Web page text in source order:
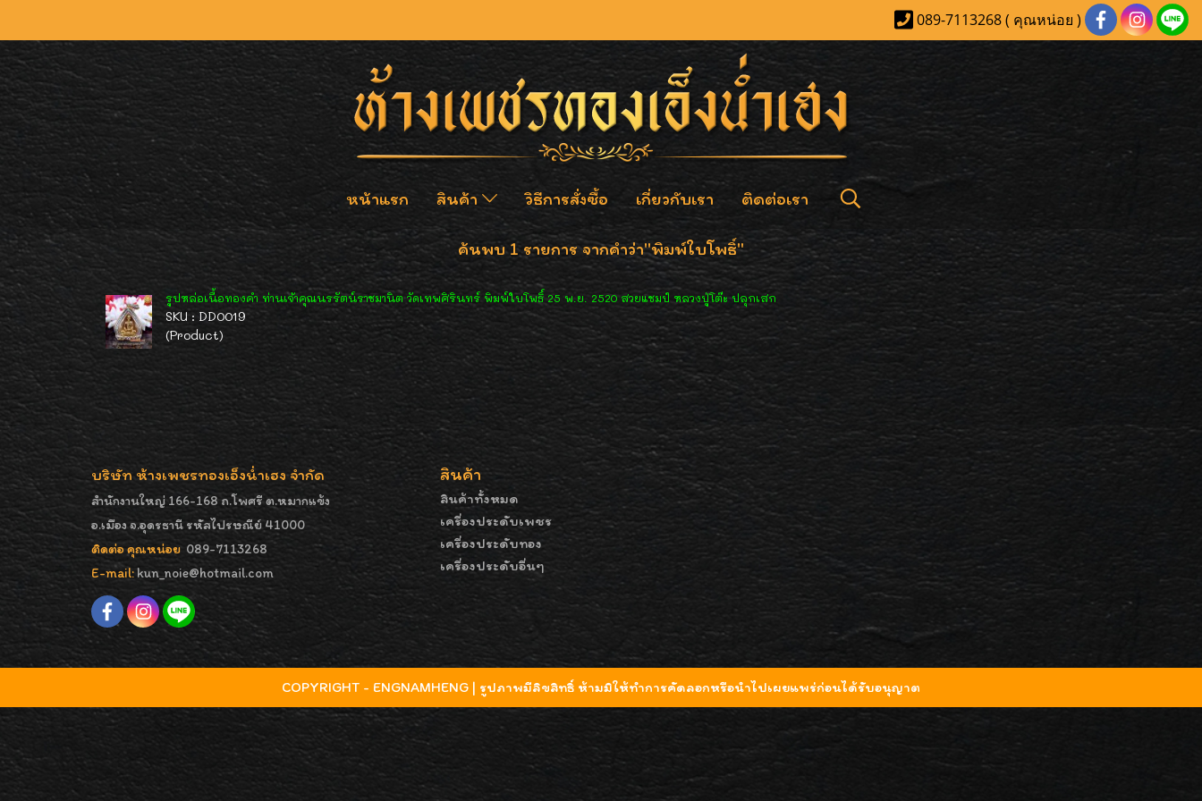
089-7113268 ( คุณหน่อย )
หน้าแรก สินค้า วิธีการสั่งซื้อ เกี่ยวกับเรา ติดต่อเรา
ค้นพบ 1 รายการ จากคำว่า"พิมพ์ใบโพธิ์"
รูปหล่อเนื้อทองคำ ท่านเจ้าคุณนรรัตน์ราชมานิต วัดเทพศิรินทร์ พิมพ์ใบโพธิ์ 25 พ.ย. 2520 สวยแชมป์ หลวงปู่โต๊ะ ปลุกเสก
SKU : DD0019
(Product)
บริษัท ห้างเพชรทองเอ็งน่ำเฮง จำกัด
สำนักงานใหญ่ 166-168 ถ.โพศรี ต.หมากแข้ง
อ.เมือง จ.อุดรธานี รหัสไปรษณีย์ 41000
ติดต่อ คุณหน่อย 089-7113268
E-mail:kun_noie@hotmail.com
สินค้า
สินค้าทั้งหมด
เครื่องประดับเพชร
เครื่องประดับทอง
เครื่องประดับอื่นๆ
COPYRIGHT - ENGNAMHENG | รูปภาพมีลิขสิทธิ์ ห้ามมิให้ทำการคัดลอกหรือนำไปเผยแพร่ก่อนได้รับอนุญาต